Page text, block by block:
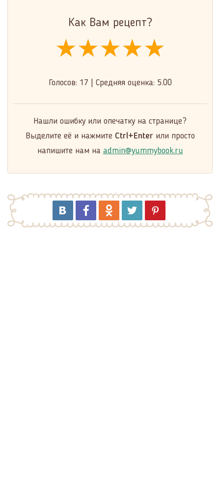
Как Вам рецепт?
★★★★★
★★★★★
★★★★★
Голосов: 17 Средняя оценка: 5.00
Нашли ошибку или опечатку на странице?
Выделите её и нажмите Ctrl+Enter или просто
напишите нам на admin@yummybook.ru